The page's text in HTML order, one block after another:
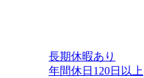
長期休暇あり
年間休日120日以上